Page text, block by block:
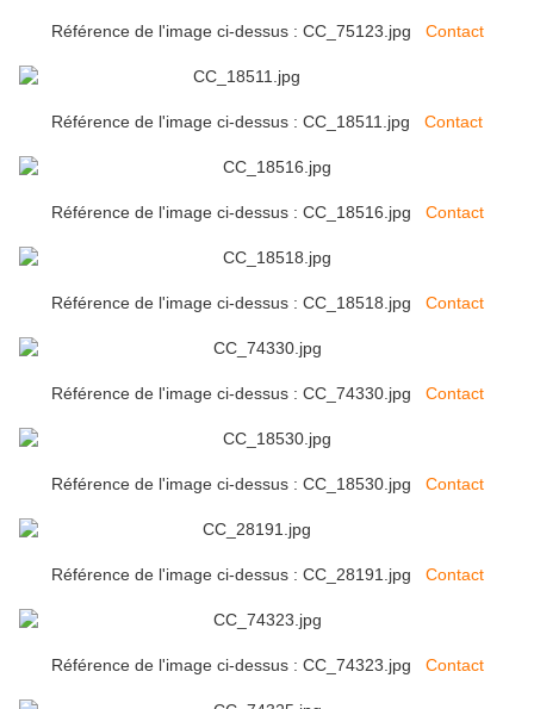
Référence de l'image ci-dessus : CC_75123.jpg Contact
Référence de l'image ci-dessus : CC_18511.jpg Contact
Référence de l'image ci-dessus : CC_18516.jpg Contact
Référence de l'image ci-dessus : CC_18518.jpg Contact
Référence de l'image ci-dessus : CC_74330.jpg Contact
Référence de l'image ci-dessus : CC_18530.jpg Contact
Référence de l'image ci-dessus : CC_28191.jpg Contact
Référence de l'image ci-dessus : CC_74323.jpg Contact